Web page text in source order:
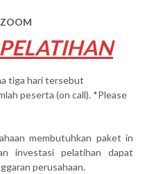
PELATIHAN
tiga hari tersebut
peserta (on call). *Please
membutuhkan paket in
investasi pelatihan dapat
perusahaan.